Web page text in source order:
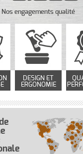
Nos engagements qualité
DESIGN ET
ERGONOMIE